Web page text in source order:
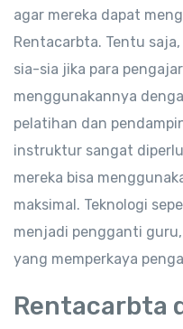
agar mereka dapat
Rentacarbta. Tentu
sia-sia jika para
menggunakannya
pelatihan dan
instruktur sangat
mereka bisa
maksimal. Teknologi
menjadi pengganti
yang memperkaya
Rentacarbta